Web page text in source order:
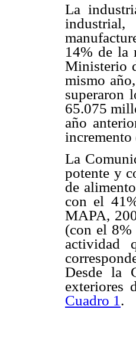
La
14% de la
Ministerio
mismo
superaron
65.075
año
La
potente y
de
con el
MAPA,
(con el 8%
actividad
Desde la
exteriores
Cuadro 1 .